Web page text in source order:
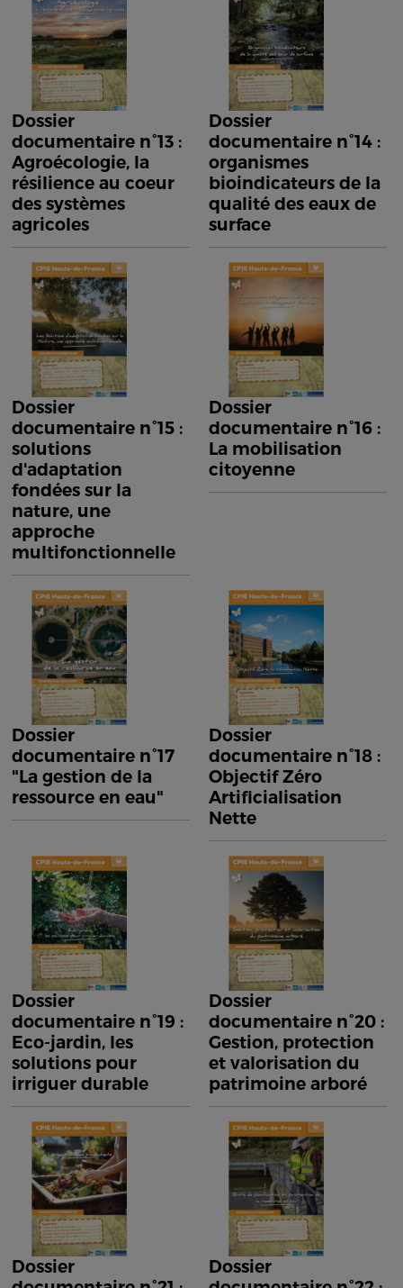
Dossier
documentaire n°13 :
Agroécologie, la
résilience au coeur
des systèmes
agricoles
Dossier
documentaire n°14 :
organismes
bioindicateurs de la
qualité des eaux de
surface
Dossier
documentaire n°15 :
solutions
d'adaptation
fondées sur la
nature, une
approche
multifonctionnelle
Dossier
documentaire n°16 :
La mobilisation
citoyenne
Dossier
documentaire n°17
"La gestion de la
ressource en eau"
Dossier
documentaire n°18 :
Objectif Zéro
Artificialisation
Nette
Dossier
documentaire n°19 :
Eco-jardin, les
solutions pour
irriguer durable
Dossier
documentaire n°20 :
Gestion, protection
et valorisation du
patrimoine arboré
Dossier
Dossier